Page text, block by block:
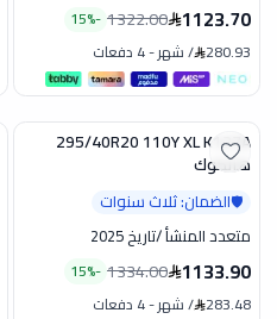
1123.70
1322.00
-
15%
280.93
/شهر-4 دفعات
تخفيض295/40R20 110Y XL K127A
هانكوك
🛡️الضمان: ثلاث سنوات
متعدد المنشأ/تاريخ 2025
1133.90
1334.00
-
15%
283.48
/شهر-4 دفعات